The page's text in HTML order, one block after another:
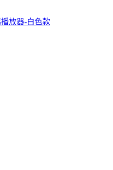
放器-白色款